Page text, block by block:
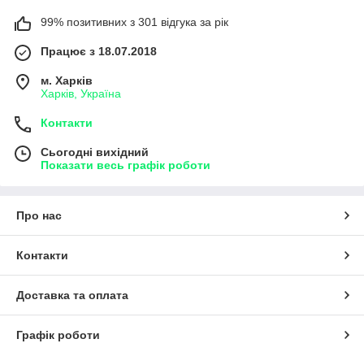
99% позитивних з 301 відгука за рік
Працює з 18.07.2018
м. Харків
Харків, Україна
Контакти
Сьогодні вихідний
Показати весь графік роботи
Про нас
Контакти
Доставка та оплата
Графік роботи